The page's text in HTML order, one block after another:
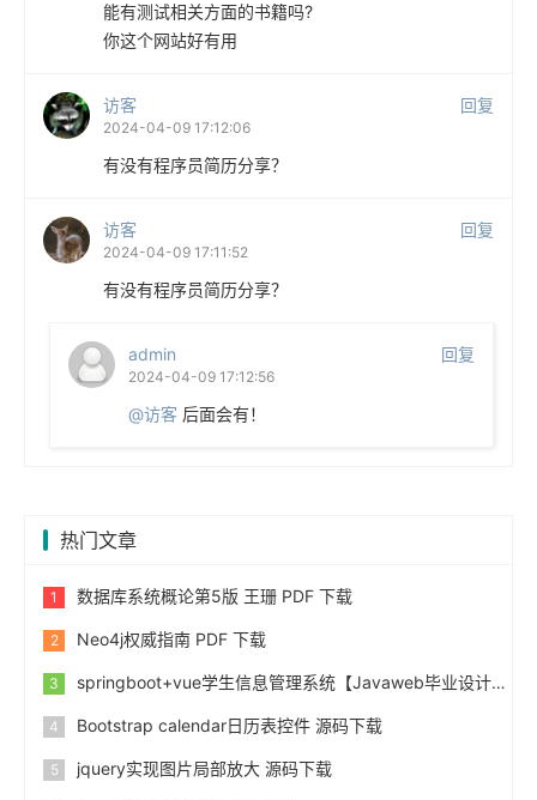
能有测试相关方面的书籍吗?
你这个网站好有用
访客 回复
2024-04-09 17:12:06
有没有程序员简历分享？
访客 回复
2024-04-09 17:11:52
有没有程序员简历分享？
admin 回复
2024-04-09 17:12:56
@访客 后面会有！
热门文章
数据库系统概论第5版 王珊 PDF 下载
Neo4j权威指南 PDF 下载
springboot+vue学生信息管理系统【Javaweb毕业设计】
Bootstrap calendar日历表控件 源码下载
jquery实现图片局部放大 源码下载